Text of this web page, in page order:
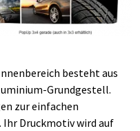
besteht aus
Grundgestell.
zur einfachen
Druckmotiv wird auf